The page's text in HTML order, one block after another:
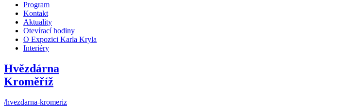
Program
Kontakt
Aktuality
Otevírací hodiny
O Expozici Karla Kryla
Interiéry
Hvězdárna
Kroměříž
/hvezdarna-kromeriz